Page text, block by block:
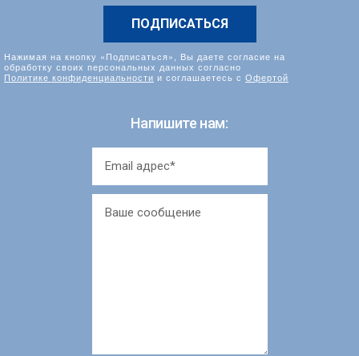
Нажимая на кнопку «Подписаться», Вы даете согласие на
обработку своих персональных данных согласно
Политике конфиденциальности и соглашаетесь с Офертой
Напишите нам: